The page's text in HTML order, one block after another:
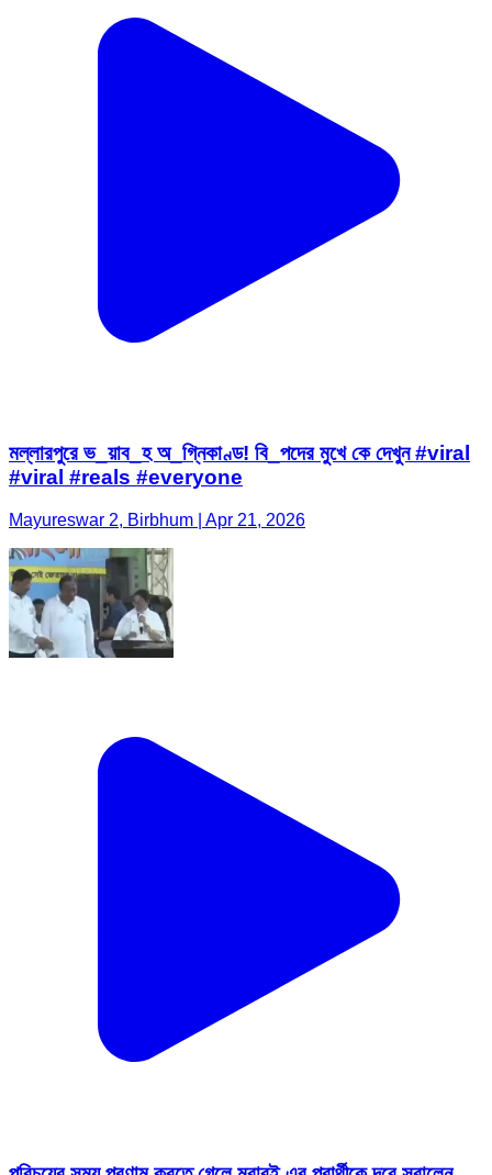
মল্লারপুরে ভ_য়াব_হ অ_গ্নিকাণ্ড! বি_পদের মুখে কে দেখুন #viral
#viral #reals #everyone
Mayureswar 2, Birbhum | Apr 21, 2026